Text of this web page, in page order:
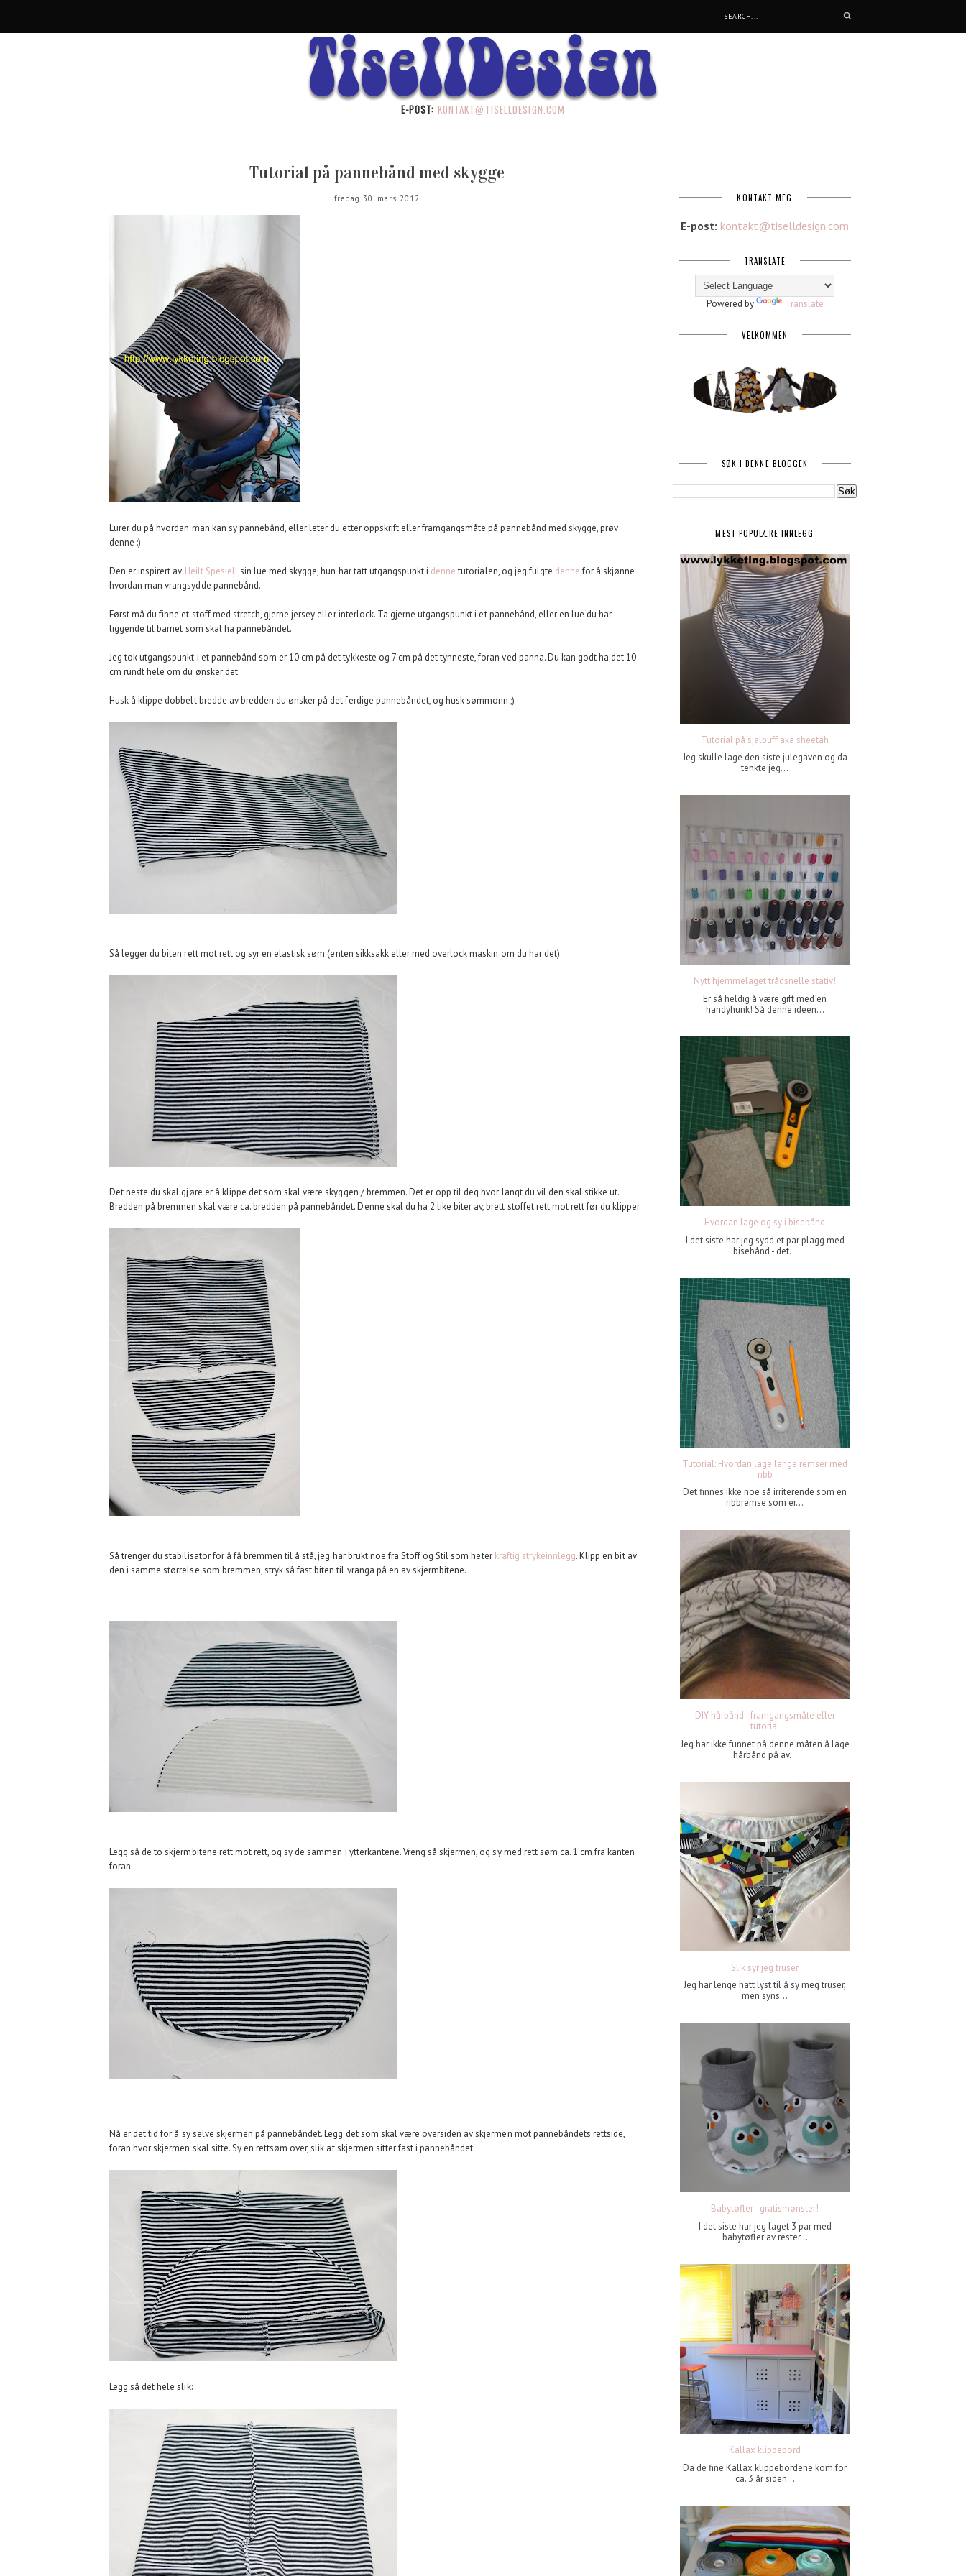
E-POST: KONTAKT@TISELLDESIGN.COM
Tutorial på pannebånd med skygge
fredag 30. mars 2012
Lurer du på hvordan man kan sy pannebånd, eller leter du etter oppskrift eller framgangsmåte på pannebånd med skygge, prøv
denne :)
Den er inspirert av Heilt Spesiellsin lue med skygge, hun har tatt utgangspunkt i dennetutorialen, og jeg fulgte dennefor å skjønne
hvordan man vrangsydde pannebånd.
Først må du finne et stoff med stretch, gjerne jersey eller interlock. Ta gjerne utgangspunkt i et pannebånd, eller en lue du har
liggende til barnet som skal ha pannebåndet.
Jeg tok utgangspunkt i et pannebånd som er 10 cm på det tykkeste og 7 cm på det tynneste, foran ved panna. Du kan godt ha det 10
cm rundt hele om du ønsker det.
Husk å klippe dobbelt bredde av bredden du ønsker på det ferdige pannebåndet, og husk sømmonn ;)
Så legger du biten rett mot rett og syr en elastisk søm (enten sikksakk eller med overlock maskin om du har det).
Det neste du skal gjøre er å klippe det som skal være skyggen / bremmen. Det er opp til deg hvor langt du vil den skal stikke ut.
Bredden på bremmen skal være ca. bredden på pannebåndet. Denne skal du ha 2 like biter av, brett stoffet rett mot rett før du klipper.
Så trenger du stabilisator for å få bremmen til å stå, jeg har brukt noe fra Stoff og Stil som heter kraftig strykeinnlegg. Klipp en bit av
den i samme størrelse som bremmen, stryk så fast biten til vranga på en av skjermbitene.
Legg så de to skjermbitene rett mot rett, og sy de sammen i ytterkantene. Vreng så skjermen, og sy med rett søm ca. 1 cm fra kanten
foran.
Nå er det tid for å sy selve skjermen på pannebåndet. Legg det som skal være oversiden av skjermen mot pannebåndets rettside,
foran hvor skjermen skal sitte. Sy en rettsøm over, slik at skjermen sitter fast i pannebåndet.
Legg så det hele slik:
KONTAKT MEG
E-post: kontakt@tiselldesign.com
TRANSLATE
Powered by Translate
VELKOMMEN
SØK I DENNE BLOGGEN
MEST POPULÆRE INNLEGG
Tutorial på sjalbuff aka sheetah
Jeg skulle lage den siste julegaven og da
tenkte jeg...
Nytt hjemmelaget trådsnelle stativ!
Er så heldig å være gift med en
handyhunk! Så denne ideen...
Hvordan lage og sy i bisebånd
I det siste har jeg sydd et par plagg med
bisebånd - det...
Tutorial: Hvordan lage lange remser med
ribb
Det finnes ikke noe så irriterende som en
ribbremse som er...
DIY hårbånd - framgangsmåte eller
tutorial
Jeg har ikke funnet på denne måten å lage
hårbånd på av...
Slik syr jeg truser
Jeg har lenge hatt lyst til å sy meg truser,
men syns...
Babytøfler - gratismønster!
I det siste har jeg laget 3 par med
babytøfler av rester...
Kallax klippebord
Da de fine Kallax klippebordene kom for
ca. 3 år siden...